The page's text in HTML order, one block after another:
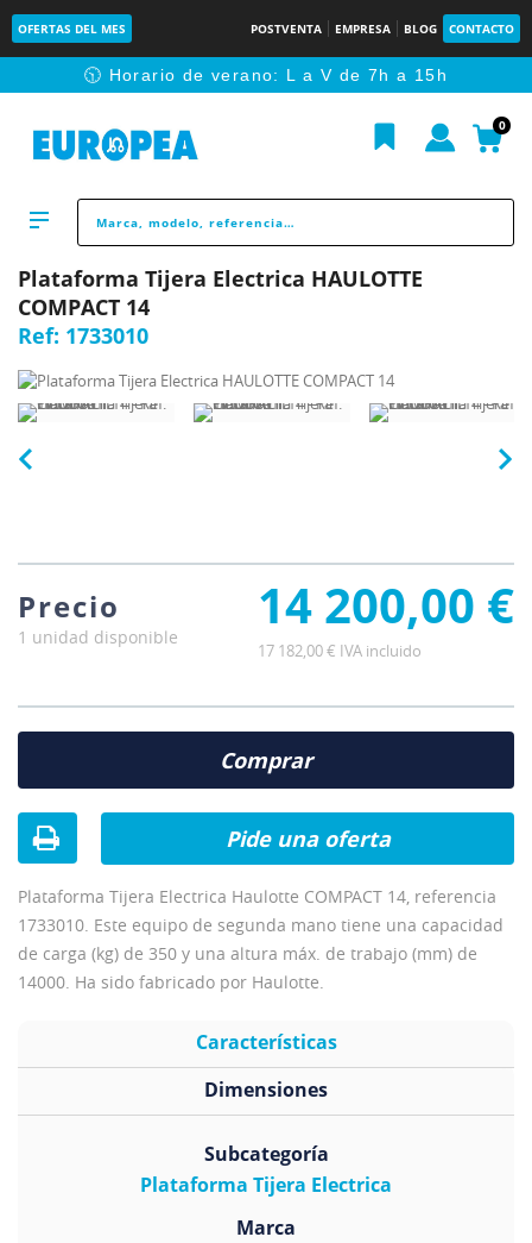
OFERTAS DEL MES POSTVENTA EMPRESA BLOG CONTACTO
🕥 Horario de verano: L a V de 7h a 15h
0
Plataforma Tijera Electrica HAULOTTE
COMPACT 14
Ref: 1733010
Plataforma Tijera Electrica Haulotte COMPACT 14, referencia
1733010. Este equipo de segunda mano tiene una capacidad
de carga (kg) de 350 y una altura máx. de trabajo (mm) de
14000. Ha sido fabricado por Haulotte.
Precio
1 unidad disponible 14 200,00 €
17 182,00 € IVA incluido
Comprar
Pide una oferta
Características
Subcategoría
Plataforma Tijera Electrica
Marca
Dimensiones